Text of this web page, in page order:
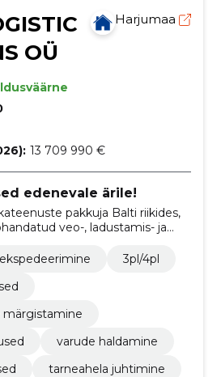
OÜ
Harjumaa
13 709 990 €
edenevale ärile!
pakkuja Balti riikides,
veo-, ladustamis- ja
ekspedeerimine
3pl/4pl
märgistamine
varude haldamine
tarneahela juhtimine